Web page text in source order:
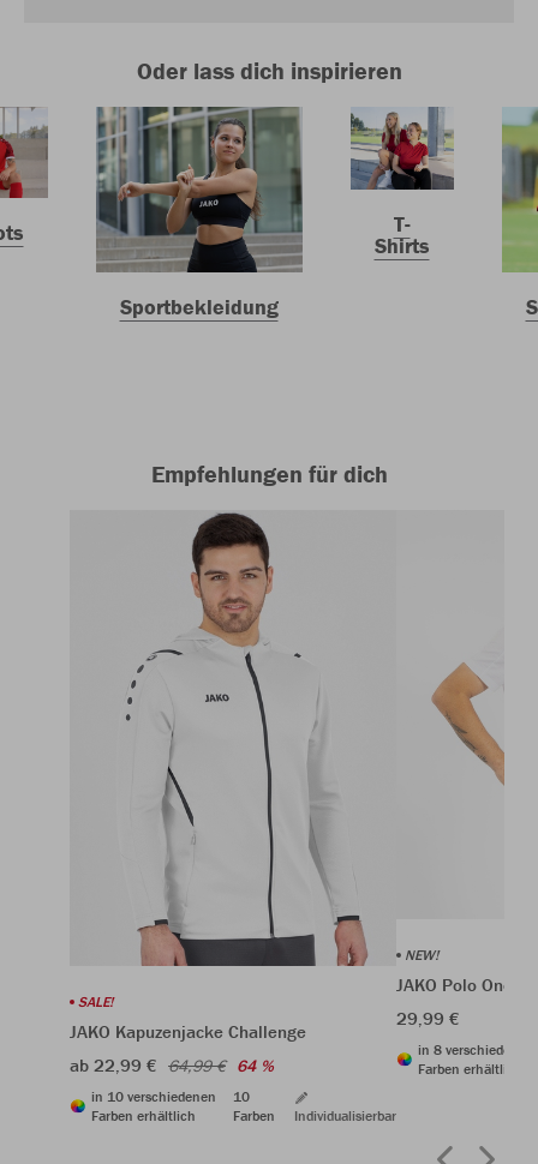
Oder lass dich inspirieren
Sportbekleidung
T-
Shirts
Empfehlungen für dich
SALE!
JAKO Kapuzenjacke Challenge
ab 22,99 € 64,99 € 64 %
in 10 verschiedenen
Farben erhältlich
10
Farben
Individualisierbar
NEW!
JAKO Polo One
29,99 €
in 8 verschiedenen
Farben erhältlich